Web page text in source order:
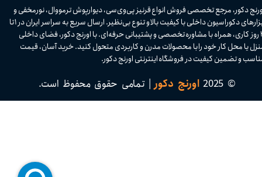
دکور، مرجع تخصصی فروش انواع قرنیز پی‌وی‌سی، دیوارپوش ترمووال، نورمخفی و
ابزارهای دکوراسیون داخلی با کیفیت بالا و تنوع بی‌نظیر. ارسال سریع به سراسر ایران در ۱ تا
۴ روز کاری، همراه با مشاوره تخصصی و پشتیبانی حرفه‌ای. با اورنج دکور، فضای داخلی
یا محل کار خود را با محصولات مدرن و کاربردی متحول کنید. خرید آسان، قیمت
و تضمین کیفیت در فروشگاه اینترنتی اورنج دکور.​​​​​​​
© 2025 اورنج دکور| تمامی حقوق محفوظ است.​​​​​​​